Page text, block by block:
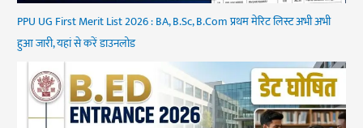
PPU UG First Merit List 2026 : BA, B.Sc, B.Com प्रथम मेरिट लिस्ट अभी अभी
हुआ जारी, यहां से करें डाउनलोड